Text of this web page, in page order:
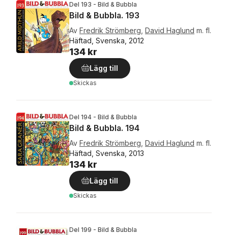
Del 193 - Bild & Bubbla
Bild & Bubbla. 193
Av Fredrik Strömberg David Haglund m. fl.
Häftad, Svenska, 2012
134 kr
Lägg till
Skickas
Del 194 - Bild & Bubbla
Bild & Bubbla. 194
Av Fredrik Strömberg David Haglund m. fl.
Häftad, Svenska, 2013
134 kr
Lägg till
Skickas
Del 199 - Bild & Bubbla